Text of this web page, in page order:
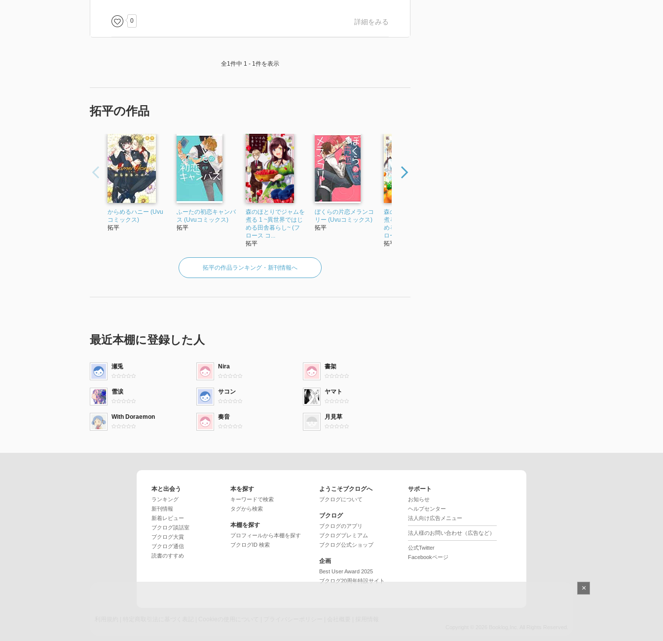
0 詳細をみる
全1件中 1 - 1件を表示
拓平の作品
からめるハニー (Uvu
コミックス)
拓平
ふーたの初恋キャンバ
ス (Uvuコミックス)
拓平
森のほとりでジャムを
煮る 1 ~異世界ではじ
める田舎暮らし~ (フ
ロース コ...
拓平
ぼくらの片恋メランコ
リー (Uvuコミックス)
拓平
森のほとりでジャムを
煮る 2 ~異世界ではじ
める田舎暮らし~ (フ
ロース コ...
拓平
拓平の作品ランキング・新刊情報へ
最近本棚に登録した人
瀬兎 Nira 書架
雪涙 サコン ヤマト
With Doraemon 奏音 月見草
本と出会う
ランキング
新刊情報
新着レビュー
ブクログ談話室
ブクログ大賞
ブクログ通信
読書のすすめ
本を探す
キーワードで検索
タグから検索
本棚を探す
プロフィールから本棚を探す
ブクログID 検索
ようこそブクログへ
ブクログについて
ブクログ
ブクログのアプリ
ブクログプレミアム
ブクログ公式ショップ
企画
Best User Award 2025
ブクログ20周年特設サイト
サポート
お知らせ
ヘルプセンター
法人向け広告メニュー
法人様のお問い合わせ（広告など）
公式Twitter
Facebookページ
×